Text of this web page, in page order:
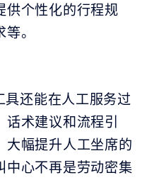
供个性化的行程规
。
还能在人工服务过
术建议和流程引
大幅提升人工坐席的
中心不再是劳动密集